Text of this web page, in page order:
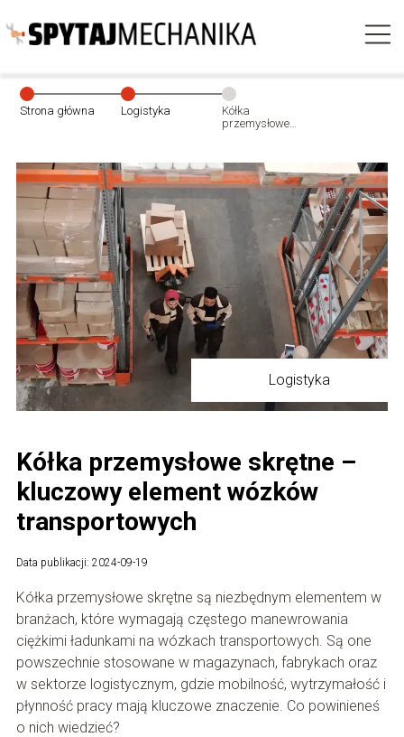
Strona główna Logistyka
Kółka
przemysłowe
element wózków
transportowych
Logistyka
Kółka przemysłowe skrętne –
kluczowy element wózków
transportowych
Data publikacji: 2024-09-19
Kółka przemysłowe skrętne są niezbędnym elementem w
branżach, które wymagają częstego manewrowania
ciężkimi ładunkami na wózkach transportowych. Są one
powszechnie stosowane w magazynach, fabrykach oraz
w sektorze logistycznym, gdzie mobilność, wytrzymałość i
płynność pracy mają kluczowe znaczenie. Co powinieneś
o nich wiedzieć?